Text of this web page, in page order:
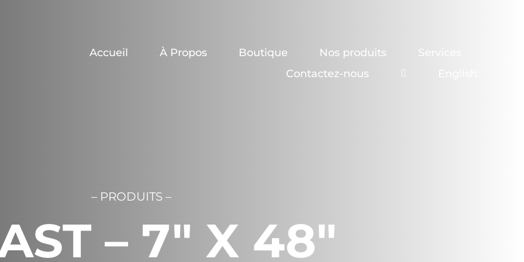
Accueil À Propos Boutique Nos produits
Services
Contactez-nous
– PRODUITS –
– 7″ X 48″